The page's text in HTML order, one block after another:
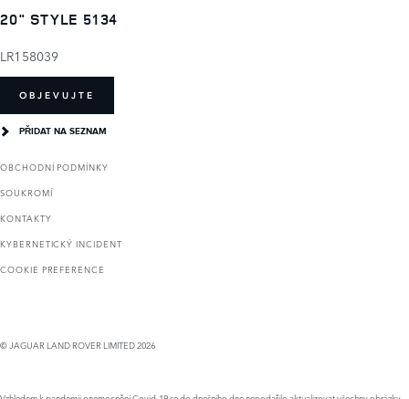
20" STYLE 5134
LR158039
OBJEVUJTE
PŘIDAT NA SEZNAM
OBCHODNÍ PODMÍNKY
SOUKROMÍ
KONTAKTY
KYBERNETICKÝ INCIDENT
COOKIE PREFERENCE
© JAGUAR LAND ROVER LIMITED 2026